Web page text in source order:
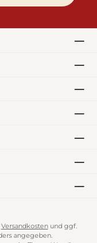
Versandkostenund ggf.
angegeben.